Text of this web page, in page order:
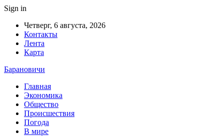
Sign in
Четверг, 6 августа, 2026
Контакты
Лента
Карта
Барановичи
Главная
Экономика
Общество
Происшествия
Погода
В мире